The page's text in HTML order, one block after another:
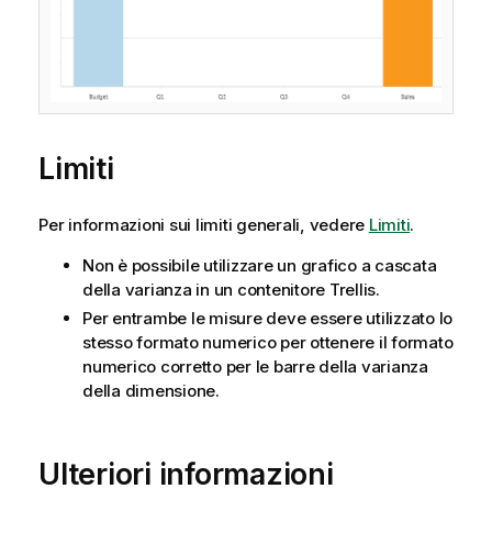
Limiti
Per informazioni sui limiti generali, vedere Limiti.
Non è possibile utilizzare un grafico a cascata
della varianza in un contenitore Trellis.
Per entrambe le misure deve essere utilizzato lo
stesso formato numerico per ottenere il formato
numerico corretto per le barre della varianza
della dimensione.
Ulteriori informazioni